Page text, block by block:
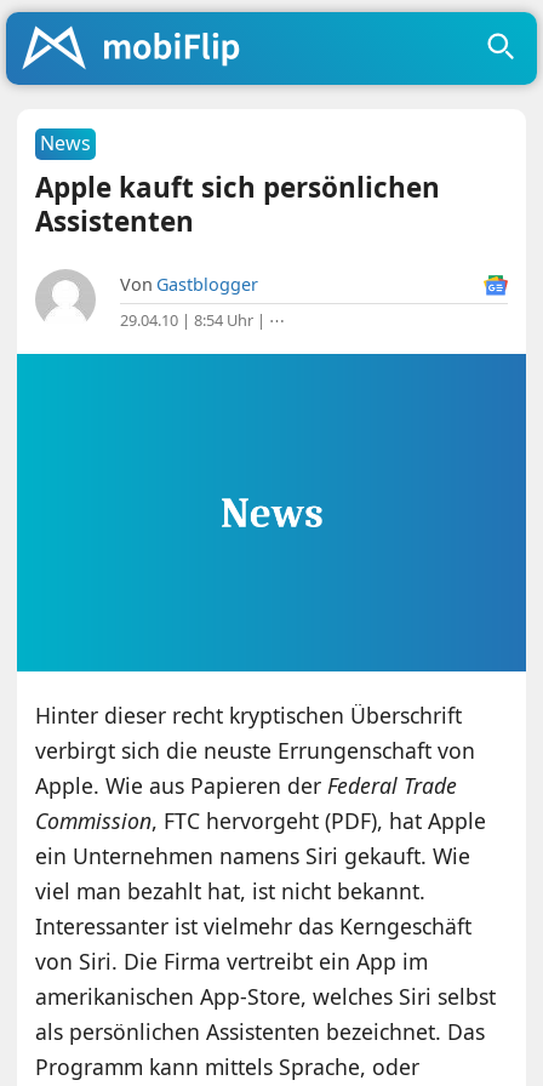
News
Apple kauft sich persönlichen
Assistenten
Von Gastblogger
29.04.10 | 8:54 Uhr | ⋯
Hinter dieser recht kryptischen Überschrift
verbirgt sich die neuste Errungenschaft von
Apple. Wie aus Papieren derFederal Trade
Commission, FTC hervorgeht (PDF), hat Apple
ein Unternehmen namens Siri gekauft. Wie
viel man bezahlt hat, ist nicht bekannt.
Interessanter ist vielmehr das Kerngeschäft
von Siri. Die Firma vertreibt ein App im
amerikanischen App-Store, welches Siri selbst
als persönlichen Assistenten bezeichnet. Das
Programm kann mittels Sprache, oder